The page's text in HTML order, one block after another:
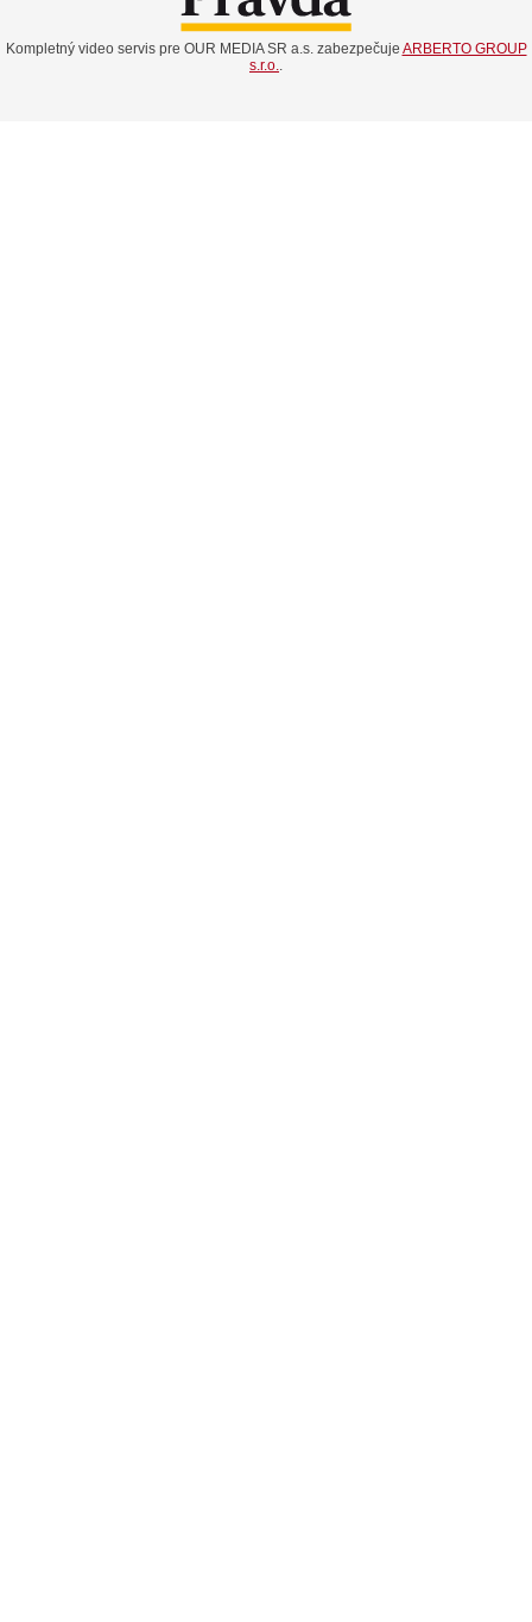
Kompletný video servis pre OUR MEDIA SR a.s. zabezpečuje ARBERTO GROUP
s.r.o.